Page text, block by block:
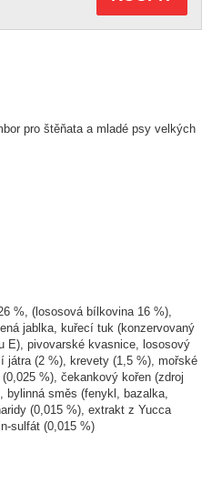
pro štěňata a mladé psy velkých
%, (lososová bílkovina 16 %),
jablka, kuřecí tuk (konzervovaný
E), pivovarské kvasnice, lososový
játra (2 %), krevety (1,5 %), mořské
%), čekankový kořen (zdroj
bylinná směs (fenykl, bazalka,
(0,015 %), extrakt z Yucca
sulfát (0,015 %)